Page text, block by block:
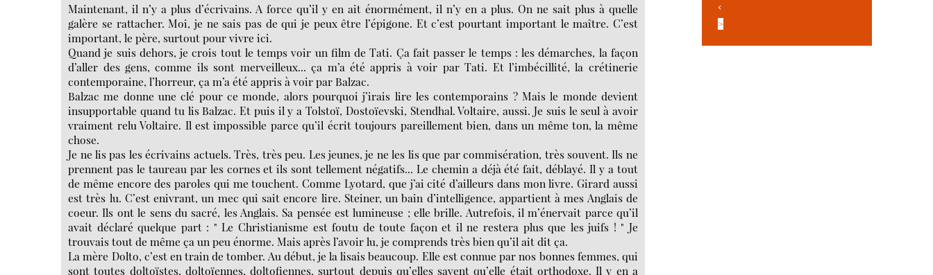
Maintenant, il n’y a plus d’écrivains. A force qu’il y en ait énormément, il n’y en a plus. On ne sait plus à quelle
galère se rattacher. Moi, je ne sais pas de qui je peux être l’épigone. Et c’est pourtant important le maître. C’est
important, le père, surtout pour vivre ici.
Quand je suis dehors, je crois tout le temps voir un film de Tati. Ça fait passer le temps : les démarches, la façon
d’aller des gens, comme ils sont merveilleux... ça m’a été appris à voir par Tati. Et l’imbécillité, la crétinerie
contemporaine, l’horreur, ça m’a été appris à voir par Balzac.
Balzac me donne une clé pour ce monde, alors pourquoi j’irais lire les contemporains ? Mais le monde devient
insupportable quand tu lis Balzac. Et puis il y a Tolstoï, Dostoïevski, Stendhal. Voltaire, aussi. Je suis le seul à avoir
vraiment relu Voltaire. Il est impossible parce qu’il écrit toujours pareillement bien, dans un même ton, la même
chose.
Je ne lis pas les écrivains actuels. Très, très peu. Les jeunes, je ne les lis que par commisération, très souvent. Ils ne
prennent pas le taureau par les cornes et ils sont tellement négatifs... Le chemin a déjà été fait, déblayé. Il y a tout
de même encore des paroles qui me touchent. Comme Lyotard, que j’ai cité d’ailleurs dans mon livre. Girard aussi
est très lu. C’est enivrant, un mec qui sait encore lire. Steiner, un bain d’intelligence, appartient à mes Anglais de
coeur. Ils ont le sens du sacré, les Anglais. Sa pensée est lumineuse ; elle brille. Autrefois, il m’énervait parce qu’il
avait déclaré quelque part : " Le Christianisme est foutu de toute façon et il ne restera plus que les juifs ! " Je
trouvais tout de même ça un peu énorme. Mais après l’avoir lu, je comprends très bien qu’il ait dit ça.
La mère Dolto, c’est en train de tomber. Au début, je la lisais beaucoup. Elle est connue par nos bonnes femmes, qui
sont toutes doltoïstes, doltoïennes, doltofiennes, surtout depuis qu’elles savent qu’elle était orthodoxe. Il y en a
<
>